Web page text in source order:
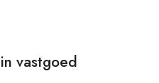
vastgoed